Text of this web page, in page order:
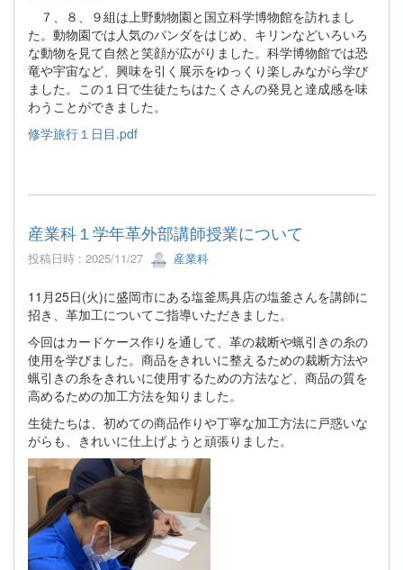
７、８、９組は上野動物園と国立科学博物館を訪れまし
た。動物園では人気のパンダをはじめ、キリンなどいろいろ
な動物を見て自然と笑顔が広がりました。科学博物館では恐
竜や宇宙など、興味を引く展示をゆっくり楽しみながら学び
ました。この１日で生徒たちはたくさんの発見と達成感を味
わうことができました。
修学旅行１日目.pdf
産業科１学年革外部講師授業について
投稿日時 : 2025/11/27 産業科
11月25日(火)に盛岡市にある塩釜馬具店の塩釜さんを講師に
招き、革加工についてご指導いただきました。
今回はカードケース作りを通して、革の裁断や蝋引きの糸の
使用を学びました。商品をきれいに整えるための裁断方法や
蝋引きの糸をきれいに使用するための方法など、商品の質を
高めるための加工方法を知りました。
生徒たちは、初めての商品作りや丁寧な加工方法に戸惑いな
がらも、きれいに仕上げようと頑張りました。